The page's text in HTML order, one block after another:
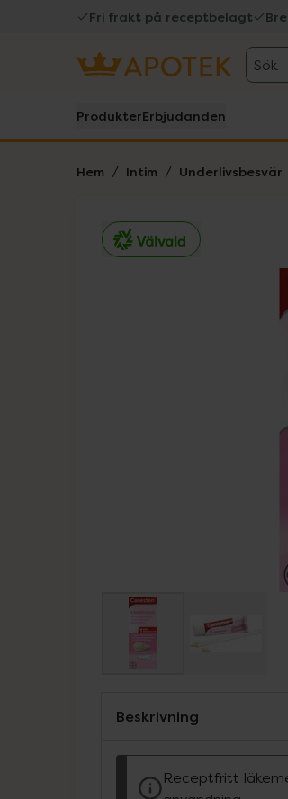
Fri frakt på receptbelagt
Sök
ProdukterErbjudanden
Hem Intim Underlivsbesvär
Lista: . Innehåller
Beskrivning
Receptfritt